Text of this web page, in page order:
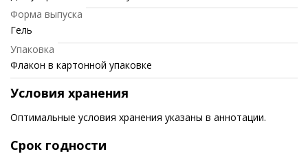
Форма выпуска
Гель
Упаковка
Флакон в картонной упаковке
Условия хранения
Оптимальные условия хранения указаны в аннотации.
Срок годности